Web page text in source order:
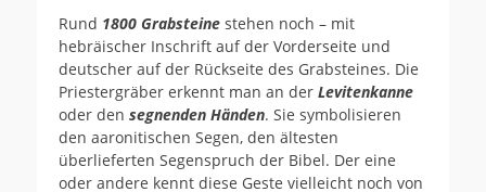
Rund 1800 Grabsteine stehen noch – mit
hebräischer Inschrift auf der Vorderseite und
deutscher auf der Rückseite des Grabsteines. Die
Priestergräber erkennt man an der Levitenkanne
oder den segnenden Händen. Sie symbolisieren
den aaronitischen Segen, den ältesten
überlieferten Segenspruch der Bibel. Der eine
oder andere kennt diese Geste vielleicht noch von